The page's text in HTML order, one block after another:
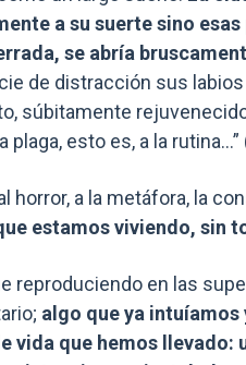
a su suerte sino
se abría
de distracción sus
súbitamente
plaga, esto es, a la
horror, a la metáfora, la
estamos viviendo, sin
reproduciendo en las
algo que ya intuíamos
vida que hemos llevado: